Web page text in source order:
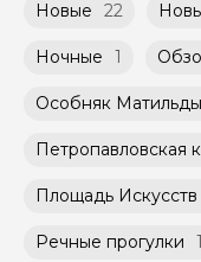
Новые 22
Ночные 1
Особняк
Петропавловская
Площадь Искусств
Речные прогулки 1